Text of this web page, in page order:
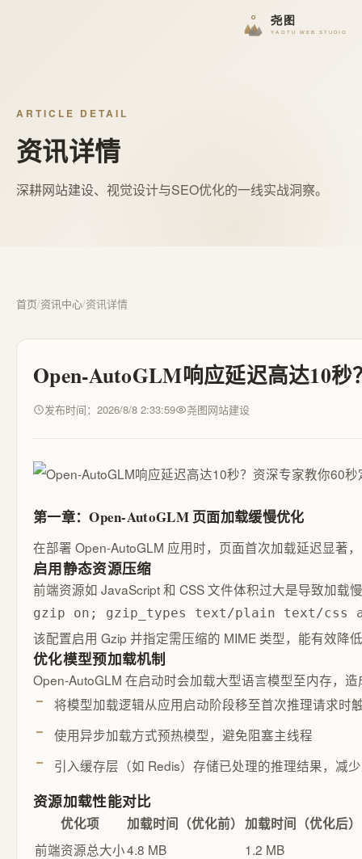
ARTICLE DETAIL
资讯详情
深耕网站建设、视觉设计与SEO优化的一线实战洞察。
首页/资讯中心/资讯详情
Open-AutoGLM响应延迟高达10
发布时间：2026/8/8 2:33:59 尧图网站建设
第一章：Open-AutoGLM 页面加载缓慢优化
在部署 Open-AutoGLM 应用时，页面首次加载延迟显著
启用静态资源压缩
前端资源如 JavaScript 和 CSS 文件体积过大是导致加
gzip on; gzip_types text/plain text/css
该配置启用 Gzip 并指定需压缩的 MIME 类型，能有效降
优化模型预加载机制
Open-AutoGLM 在启动时会加载大型语言模型至内存，
将模型加载逻辑从应用启动阶段移至首次推理请求时
使用异步加载方式预热模型，避免阻塞主线程
引入缓存层（如 Redis）存储已处理的推理结果，减
资源加载性能对比
优化项 加载时间（优化前） 加载时间（优化后）
前端资源总大小4.8 MB
1.2 MB